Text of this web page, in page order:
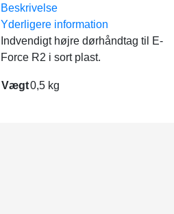
Beskrivelse
Yderligere information
Indvendigt højre dørhåndtag til E-
Force R2 i sort plast.
Vægt0,5 kg